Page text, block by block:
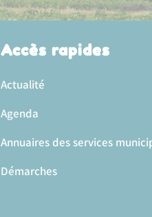
Accès rapides
Actualité
Agenda
Annuaires des services
Démarches